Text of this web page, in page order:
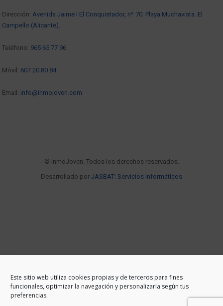
Este sitio web utiliza cookies propias y de terceros para fines
funcionales, optimizar la navegación y personalizarla según tus
preferencias.
Dirección: Avenida Jaime I El Conquistador, nº 70. Playa Muchavista. El
Campello (Alicante).
Teléfono: 965 65 77 96
Móvil: 607 20 80 84
Email: info@inmojoven.com
© InmoJoven. Todos los derechos reservados.
Desarrollado por JASBAT: Servicios informáticos